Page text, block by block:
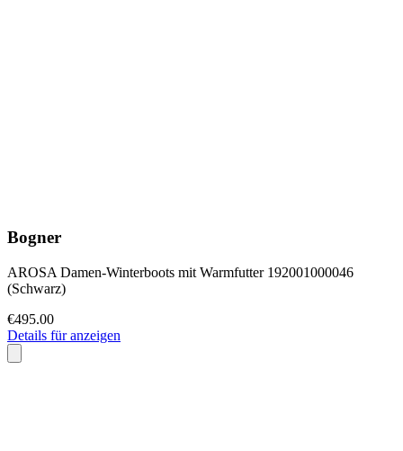
Bogner
AROSA Damen-Winterboots mit Warmfutter 192001000046
(Schwarz)
€495.00
Details für anzeigen